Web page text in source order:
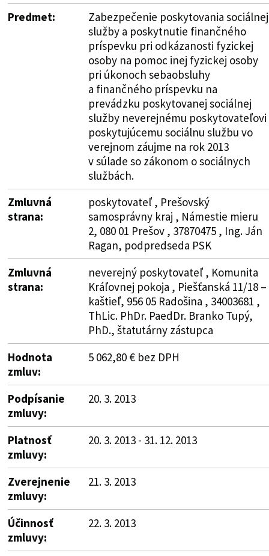
Predmet:
Zabezpečenie poskytovania sociálnej
služby a poskytnutie finančného
príspevku pri odkázanosti fyzickej
osoby na pomoc inej fyzickej osoby
pri úkonoch sebaobsluhy
a finančného príspevku na
prevádzku poskytovanej sociálnej
služby neverejnému poskytovateľovi
poskytujúcemu sociálnu službu vo
verejnom záujme na rok 2013
v súlade so zákonom o sociálnych
službách.
Zmluvná
strana:
poskytovateľ , Prešovský
samosprávny kraj , Námestie mieru
2, 080 01 Prešov , 37870475 , Ing. Ján
Ragan, podpredseda PSK
Zmluvná
strana:
neverejný poskytovateľ , Komunita
Kráľovnej pokoja , Piešťanská 11/18 –
kaštieľ, 956 05 Radošina , 34003681 ,
ThLic. PhDr. PaedDr. Branko Tupý,
PhD., štatutárny zástupca
Hodnota
zmluv:
5 062,80 € bez DPH
Podpísanie
zmluvy:
20. 3. 2013
Platnosť
zmluvy:
20. 3. 2013 - 31. 12. 2013
Zverejnenie
zmluvy:
21. 3. 2013
Účinnosť
zmluvy:
22. 3. 2013